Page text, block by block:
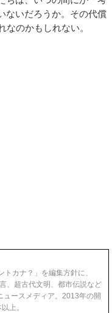
ないだろうか。その代償
のかもしれない。
カナ？」を編集方針に、
、超古代文明、都市伝説など
ースメディア。2013年の開
上。